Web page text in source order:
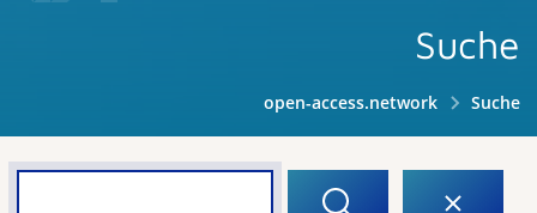
Suche
open-access.network Suche